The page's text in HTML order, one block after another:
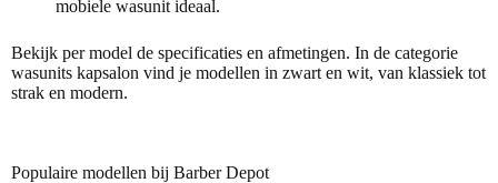
mobiele wasunit ideaal.
Bekijk per model de specificaties en afmetingen. In de categorie
wasunits kapsalon vind je modellen in zwart en wit, van klassiek tot
strak en modern.
Populaire modellen bij Barber Depot